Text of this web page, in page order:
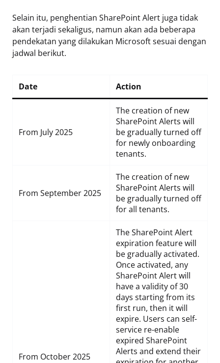
Selain itu, penghentian SharePoint Alert juga tidak
akan terjadi sekaligus, namun akan ada beberapa
pendekatan yang dilakukan Microsoft sesuai dengan
jadwal berikut.
Date Action
From July 2025
The creation of new
SharePoint Alerts will
be gradually turned off
for newly onboarding
tenants.
From September 2025
The creation of new
SharePoint Alerts will
be gradually turned off
for all tenants.
From October 2025
The SharePoint Alert
expiration feature will
be gradually activated.
Once activated, any
SharePoint Alert will
have a validity of 30
days starting from its
first run, then it will
expire. Users can self-
service re-enable
expired SharePoint
Alerts and extend their